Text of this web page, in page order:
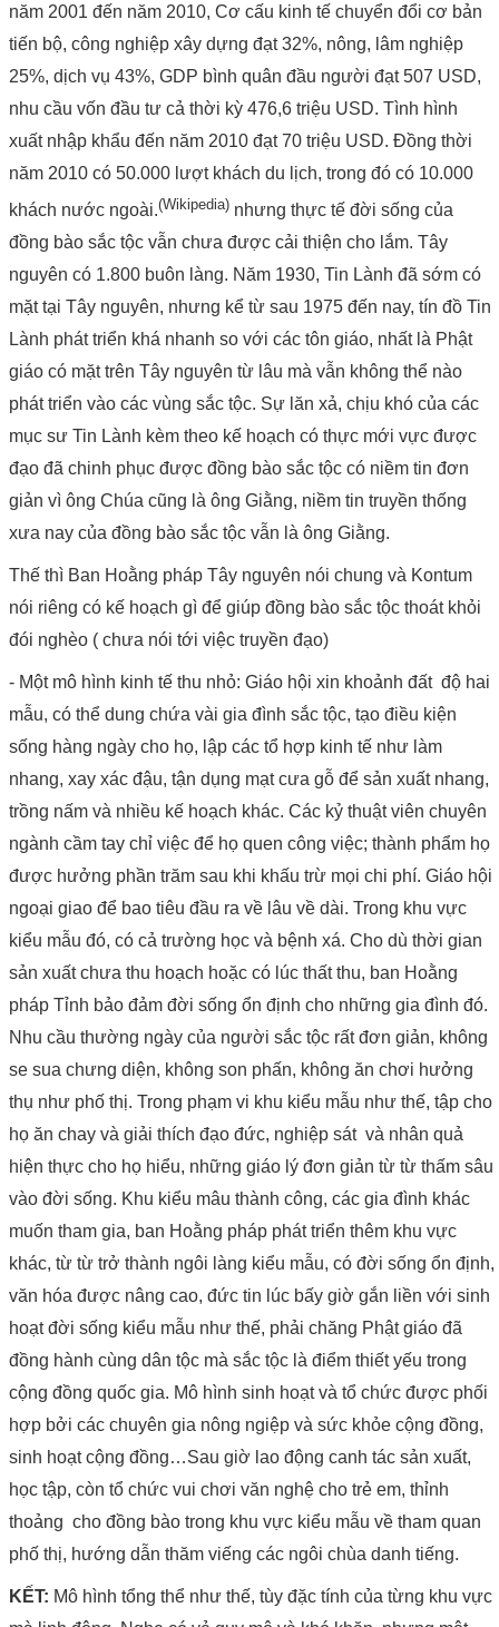
năm 2001 đến năm 2010, Cơ cấu kinh tế chuyển đổi cơ bản
tiến bộ, công nghiệp xây dựng đạt 32%, nông, lâm nghiệp
25%, dịch vụ 43%, GDP bình quân đầu người đạt 507 USD,
nhu cầu vốn đầu tư cả thời kỳ 476,6 triệu USD. Tình hình
xuất nhập khẩu đến năm 2010 đạt 70 triệu USD. Đồng thời
năm 2010 có 50.000 lượt khách du lịch, trong đó có 10.000
khách nước ngoài.(Wikipedia) nhưng thực tế đời sống của
đồng bào sắc tộc vẫn chưa được cải thiện cho lắm. Tây
nguyên có 1.800 buôn làng. Năm 1930, Tin Lành đã sớm có
mặt tại Tây nguyên, nhưng kể từ sau 1975 đến nay, tín đồ Tin
Lành phát triển khá nhanh so với các tôn giáo, nhất là Phật
giáo có mặt trên Tây nguyên từ lâu mà vẫn không thể nào
phát triển vào các vùng sắc tộc. Sự lăn xả, chịu khó của các
mục sư Tin Lành kèm theo kế hoạch có thực mới vực được
đạo đã chinh phục được đồng bào sắc tộc có niềm tin đơn
giản vì ông Chúa cũng là ông Giằng, niềm tin truyền thống
xưa nay của đồng bào sắc tộc vẫn là ông Giằng.
Thế thì Ban Hoằng pháp Tây nguyên nói chung và Kontum
nói riêng có kế hoạch gì để giúp đồng bào sắc tộc thoát khỏi
đói nghèo ( chưa nói tới việc truyền đạo)
- Một mô hình kinh tế thu nhỏ: Giáo hội xin khoảnh đất độ hai
mẫu, có thể dung chứa vài gia đình sắc tộc, tạo điều kiện
sống hàng ngày cho họ, lập các tổ hợp kinh tế như làm
nhang, xay xác đậu, tận dụng mạt cưa gỗ để sản xuất nhang,
trồng nấm và nhiều kế hoạch khác. Các kỷ thuật viên chuyên
ngành cầm tay chỉ việc để họ quen công việc; thành phẩm họ
được hưởng phần trăm sau khi khấu trừ mọi chi phí. Giáo hội
ngoại giao để bao tiêu đầu ra về lâu về dài. Trong khu vực
kiểu mẫu đó, có cả trường học và bệnh xá. Cho dù thời gian
sản xuất chưa thu hoạch hoặc có lúc thất thu, ban Hoằng
pháp Tỉnh bảo đảm đời sống ổn định cho những gia đình đó.
Nhu cầu thường ngày của người sắc tộc rất đơn giản, không
se sua chưng diện, không son phấn, không ăn chơi hưởng
thụ như phố thị. Trong phạm vi khu kiểu mẫu như thế, tập cho
họ ăn chay và giải thích đạo đức, nghiệp sát và nhân quả
hiện thực cho họ hiểu, những giáo lý đơn giản từ từ thấm sâu
vào đời sống. Khu kiểu mâu thành công, các gia đình khác
muốn tham gia, ban Hoằng pháp phát triển thêm khu vực
khác, từ từ trở thành ngôi làng kiểu mẫu, có đời sống ổn định,
văn hóa được nâng cao, đức tin lúc bấy giờ gắn liền với sinh
hoạt đời sống kiểu mẫu như thế, phải chăng Phật giáo đã
đồng hành cùng dân tộc mà sắc tộc là điểm thiết yếu trong
cộng đồng quốc gia. Mô hình sinh hoạt và tổ chức được phối
hợp bởi các chuyên gia nông ngiệp và sức khỏe cộng đồng,
sinh hoạt cộng đồng…Sau giờ lao động canh tác sản xuất,
học tập, còn tổ chức vui chơi văn nghệ cho trẻ em, thỉnh
thoảng cho đồng bào trong khu vực kiểu mẫu về tham quan
phố thị, hướng dẫn thăm viếng các ngôi chùa danh tiếng.
KẾT: Mô hình tổng thể như thế, tùy đặc tính của từng khu vực